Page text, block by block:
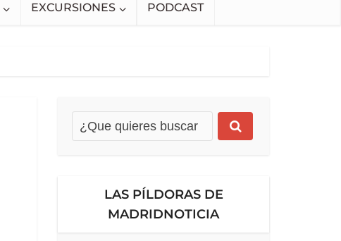
EXCURSIONES PODCAST
LAS PÍLDORAS DE
MADRIDNOTICIA